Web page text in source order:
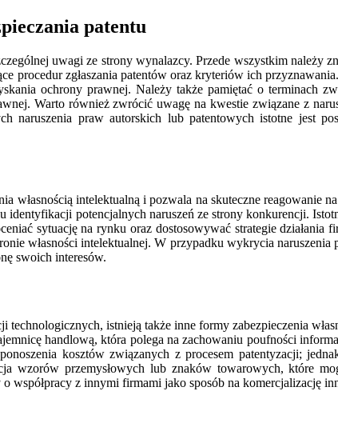
patentu
uwagi ze strony wynalazcy. Przede wszystkim należy
procedur zgłaszania patentów oraz kryteriów ich
ochrony prawnej. Należy także pamiętać o terminach
Warto również zwrócić uwagę na kwestie związane z
naruszenia praw autorskich lub patentowych istotne jest
intelektualną i pozwala na skuteczne reagowanie
potencjalnych naruszeń ze strony konkurencji.
sytuację na rynku oraz dostosowywać strategie działania
własności intelektualnej. W przypadku wykrycia naruszenia
swoich interesów.
istnieją także inne formy zabezpieczenia
handlową, która polega na zachowaniu poufności
kosztów związanych z procesem patentyzacji;
wzorów przemysłowych lub znaków towarowych, które
z innymi firmami jako sposób na komercjalizację